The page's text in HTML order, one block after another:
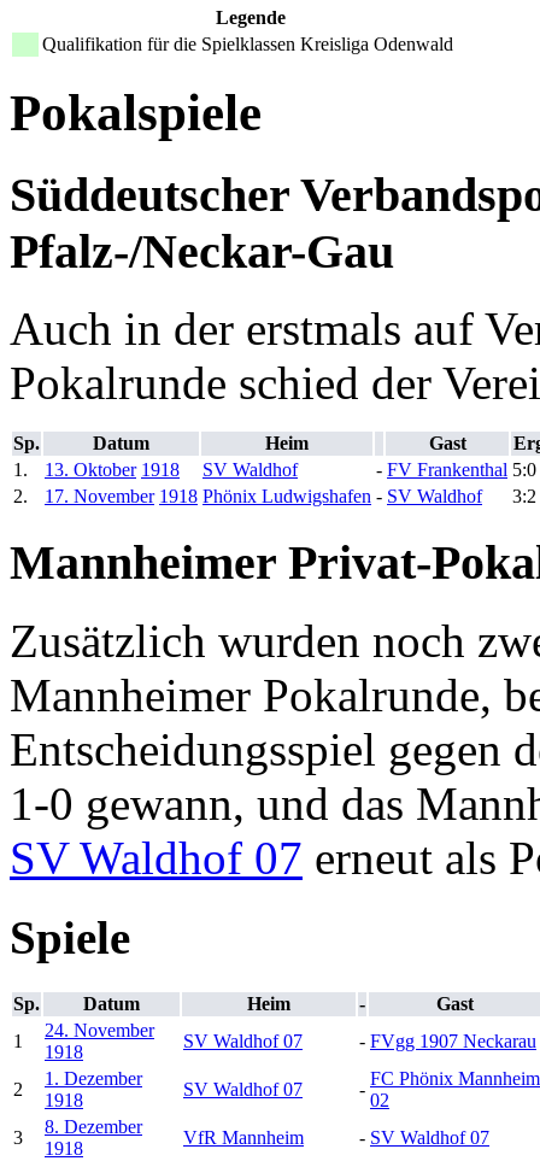
Legende
Qualifikation für die Spielklassen Kreisliga Odenwald
Pokalspiele
Süddeutscher
Pfalz-/Neckar-Gau
Auch in der erstmals auf
Pokalrunde schied der
Sp. Datum Heim Gast
1.
13. Oktober 1918 SV Waldhof - FV Frankenthal 5:0
2.
17. November 1918 Phönix Ludwigshafen - SV Waldhof 3:2
Mannheimer Privat-
Zusätzlich wurden noch
Mannheimer Pokalrunde,
Entscheidungsspiel gegen
1-0 gewann, und das
SV Waldhof 07 erneut als
Spiele
Sp. Datum Heim -
Gast
1
24. November
1918
SV Waldhof 07 - FVgg 1907 Neckarau
2
1. Dezember
1918
SV Waldhof 07 -
FC Phönix Mannheim
02
3
8. Dezember
1918
VfR Mannheim - SV Waldhof 07